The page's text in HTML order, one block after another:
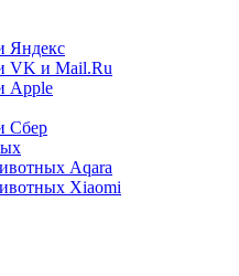
Яндекс
VK и Mail.Ru
Apple
Сбер
Aqara
Xiaomi